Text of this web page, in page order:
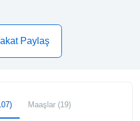
Paylaş
Maaşlar (19)